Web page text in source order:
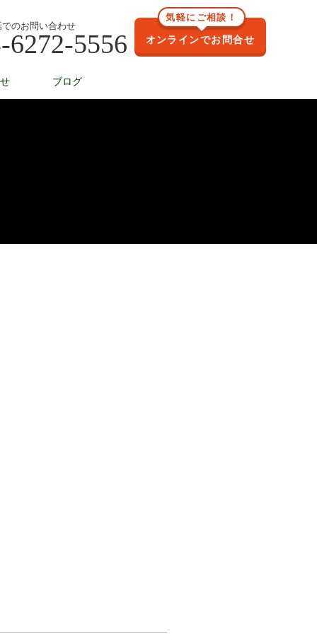
でのお問い合わせ
6272-5556
気軽にご相談！
オンラインでお問合せ
ブログ